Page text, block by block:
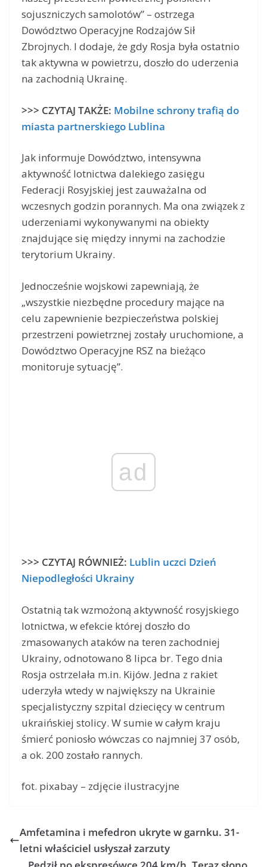
sojuszniczych samolotów” – ostrzega
Dowództwo Operacyjne Rodzajów Sił
Zbrojnych. I dodaje, że gdy Rosja była ostatnio
tak aktywna w powietrzu, doszło do uderzenia
na zachodnią Ukrainę.
>>> CZYTAJ TAKŻE: Mobilne schrony trafią do
miasta partnerskiego Lublina
Jak informuje Dowództwo, intensywna
aktywność lotnictwa dalekiego zasięgu
Federacji Rosyjskiej jest zauważalna od
wczesnych godzin porannych. Ma ona związek z
uderzeniami wykonywanymi na obiekty
znajdujące się między innymi na zachodzie
terytorium Ukrainy.
Jednocześnie wojskowi zapewniają, że
„wszystkie niezbędne procedury mające na
celu zapewnienie bezpieczeństwa polskiej
przestrzeni powietrznej zostały uruchomione, a
Dowództwo Operacyjne RSZ na bieżąco
monitoruje sytuację”.
ad
>>> CZYTAJ RÓWNIEŻ: Lublin uczci Dzień
Niepodległości Ukrainy
Ostatnią tak wzmożoną aktywność rosyjskiego
lotnictwa, w efekcie której doszło do
zmasowanych ataków na teren zachodniej
Ukrainy, odnotowano 8 lipca br. Tego dnia
Rosja ostrzelała m.in. Kijów. Jedna z rakiet
uderzyła wtedy w największy na Ukrainie
specjalistyczny szpital dziecięcy w centrum
ukraińskiej stolicy. W sumie w całym kraju
śmierć poniosło wówczas co najmniej 37 osób,
a ok. 200 zostało rannych.
fot. pixabay – zdjęcie ilustracyjne
Amfetamina i mefedron ukryte w garnku. 31-
letni właściciel usłyszał zarzuty